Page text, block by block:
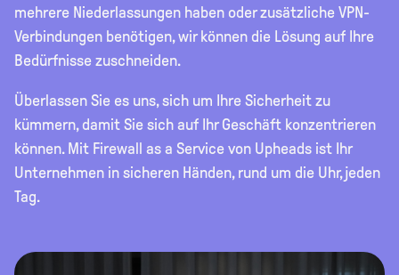
mehrere Niederlassungen haben oder zusätzliche VPN-
Verbindungen benötigen, wir können die Lösung auf Ihre
Bedürfnisse zuschneiden.
Überlassen Sie es uns, sich um Ihre Sicherheit zu
kümmern, damit Sie sich auf Ihr Geschäft konzentrieren
können. Mit Firewall as a Service von Upheads ist Ihr
Unternehmen in sicheren Händen, rund um die Uhr, jeden
Tag.